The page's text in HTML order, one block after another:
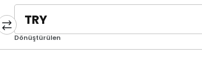
Dönüştürülen